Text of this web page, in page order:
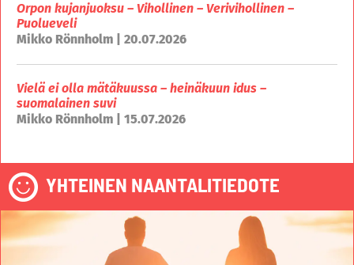
Orpon kujanjuoksu – Vihollinen – Verivihollinen –
Puolueveli
Mikko Rönnholm | 20.07.2026
Vielä ei olla mätäkuussa – heinäkuun idus –
suomalainen suvi
Mikko Rönnholm | 15.07.2026
YHTEINEN NAANTALITIEDOTE